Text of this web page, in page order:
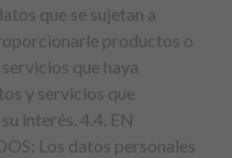
que se sujetan a
productos o
que haya
y servicios que
interés. 4.4. EN
Los datos personales